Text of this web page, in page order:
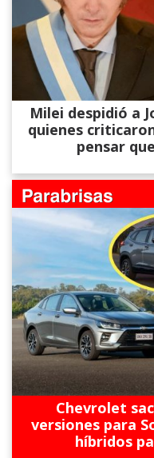
Milei despidió a
quienes
pensar
Chevrolet
versiones para
híbridos